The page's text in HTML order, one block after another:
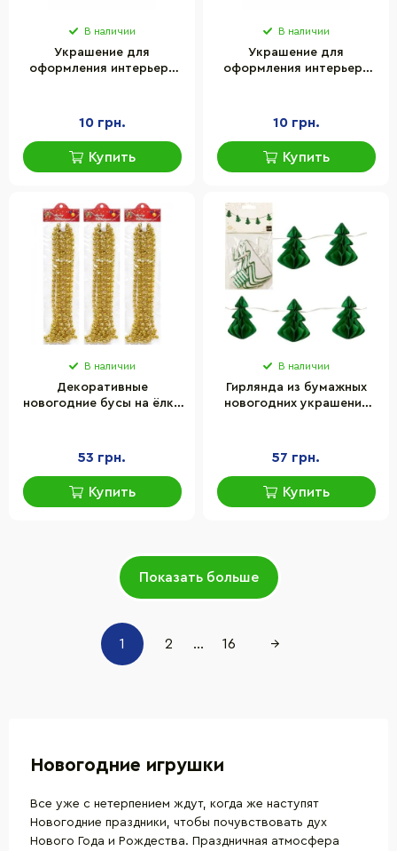
В наличии
Украшение для
оформления интерьера
10 грн.
Купить
В наличии
Украшение для
оформления интерьера
10 грн.
Купить
В наличии
Декоративные
новогодние бусы на ёлку
53 грн.
Купить
В наличии
Гирлянда из бумажных
новогодних украшений
57 грн.
Купить
Показать больше
1 2 ... 16 →
Новогодние игрушки
Все уже с нетерпением ждут, когда же наступят
Новогодние праздники, чтобы почувствовать дух
Нового Года и Рождества. Праздничная атмосфера